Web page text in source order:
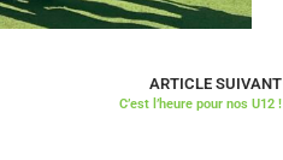
ARTICLE SUIVANT
C’est l’heure pour nos U12 !